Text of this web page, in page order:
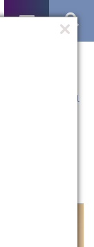
debate na UCPel
tema